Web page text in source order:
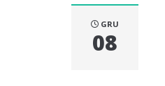
GRU
08